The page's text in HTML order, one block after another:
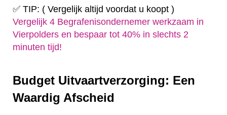
✅ TIP: ( Vergelijk altijd voordat u koopt )
Vergelijk 4 Begrafenisondernemer werkzaam in
Vierpolders en bespaar tot 40% in slechts 2
minuten tijd!
Budget Uitvaartverzorging: Een
Waardig Afscheid